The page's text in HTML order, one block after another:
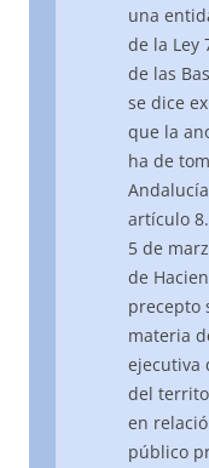
una
de la Ley
de las
se dice
que la
ha de
artículo
5 de
de
precepto
materia
ejecutiva
del
en
público